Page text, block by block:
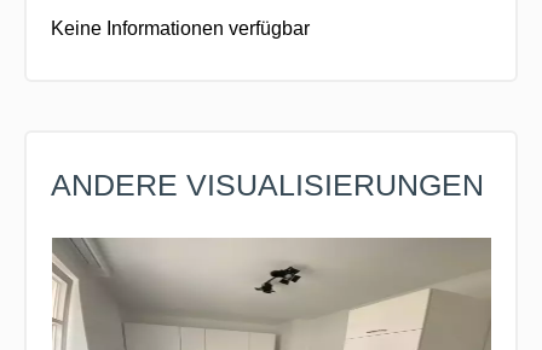
Keine Informationen verfügbar
ANDERE VISUALISIERUNGEN